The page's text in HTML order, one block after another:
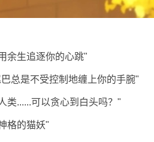
余生追逐你的心跳"
总是不受控制地缠上你的手腕"
类......可以贪心到白头吗？"
格的猫妖"